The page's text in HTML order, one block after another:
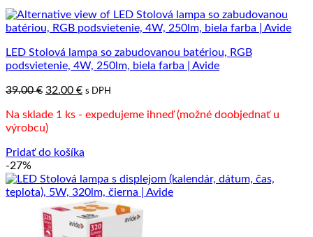
LED Stolová lampa so zabudovanou batériou, RGB
podsvietenie, 4W, 250lm, biela farba | Avide
39.00€ Pôvodná
bola:
39.00 €.
32.00 €Aktuálna
je:
s DPH
Na sklade 1 ks - expedujeme ihneď (možné doobjednať u
výrobcu)
Pridať do košíka
-27%